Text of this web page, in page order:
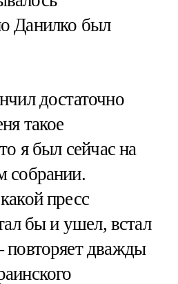
Данилко был
достаточно
такое
я был сейчас на
собрании.
пресс
бы и ушел, встал
дважды